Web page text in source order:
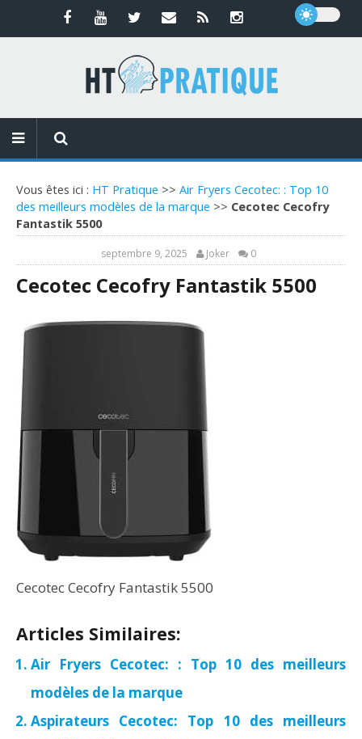
Vous êtes ici : HT Pratique >> Air Fryers Cecotec: : Top 10
des meilleurs modèles de la marque >> Cecotec Cecofry
Fantastik 5500
septembre 9, 2025 Joker 0
Cecotec Cecofry Fantastik 5500
Cecotec Cecofry Fantastik 5500
Articles Similaires:
Air Fryers Cecotec: : Top 10 des meilleurs
modèles de la marque
Aspirateurs Cecotec: Top 10 des meilleurs